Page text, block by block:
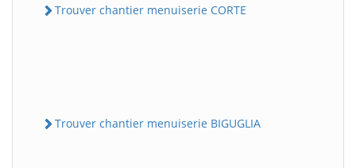
Trouver chantier menuiserie CORTE
Trouver chantier menuiserie BIGUGLIA